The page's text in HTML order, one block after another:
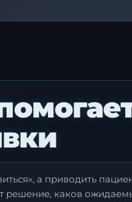
а приводить
каков